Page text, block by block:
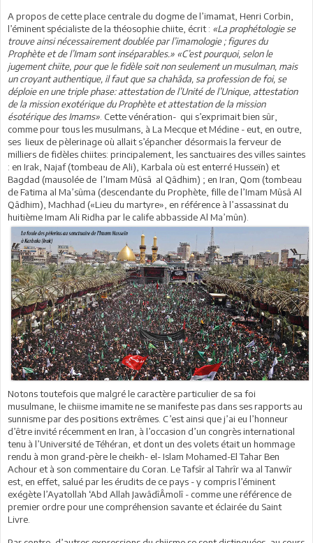
A propos de cette place centrale du dogme de l’imamat, Henri Corbin,
l’éminent spécialiste de la théosophie chiite, écrit : «La prophétologie se
trouve ainsi nécessairement doublée par l’imamologie ; figures du
Prophète et de l’Imam sont inséparables.» «C’est pourquoi, selon le
jugement chiite, pour que le fidèle soit non seulement un musulman, mais
un croyant authentique, il faut que sa chahâda, sa profession de foi, se
déploie en une triple phase: attestation de l’Unité de l’Unique, attestation
de la mission exotérique du Prophète et attestation de la mission
ésotérique des Imams» . Cette vénération- qui s’exprimait bien sûr,
comme pour tous les musulmans, à La Mecque et Médine - eut, en outre,
ses lieux de pèlerinage où allait s’épancher désormais la ferveur de
milliers de fidèles chiites: principalement, les sanctuaires des villes saintes
: en Irak, Najaf (tombeau de Ali), Karbala où est enterré Husseïn) et
Bagdad (mausolée de l’Imam Mûsâ al Qâdhim) ; en Iran, Qom (tombeau
de Fatima al Ma’sûma (descendante du Prophète, fille de l’Imam Mûsâ Al
Qâdhim), Machhad («Lieu du martyre», en référence à l’assassinat du
huitième Imam Ali Ridha par le calife abbasside Al Ma’mûn).
Notons toutefois que malgré le caractère particulier de sa foi
musulmane, le chiisme imamite ne se manifeste pas dans ses rapports au
sunnisme par des positions extrêmes. C’est ainsi que j’ai eu l’honneur
d’être invité récemment en Iran, à l’occasion d’un congrès international
tenu à l’Université de Téhéran, et dont un des volets était un hommage
rendu à mon grand-père le cheikh- el- Islam Mohamed-El Tahar Ben
Achour et à son commentaire du Coran. Le Tafsîr al Tahrîr wa al Tanwîr
est, en effet, salué par les érudits de ce pays - y compris l’éminent
exégète l’Ayatollah ‘Abd Allah JawâdîÂmolî - comme une référence de
premier ordre pour une compréhension savante et éclairée du Saint
Livre.